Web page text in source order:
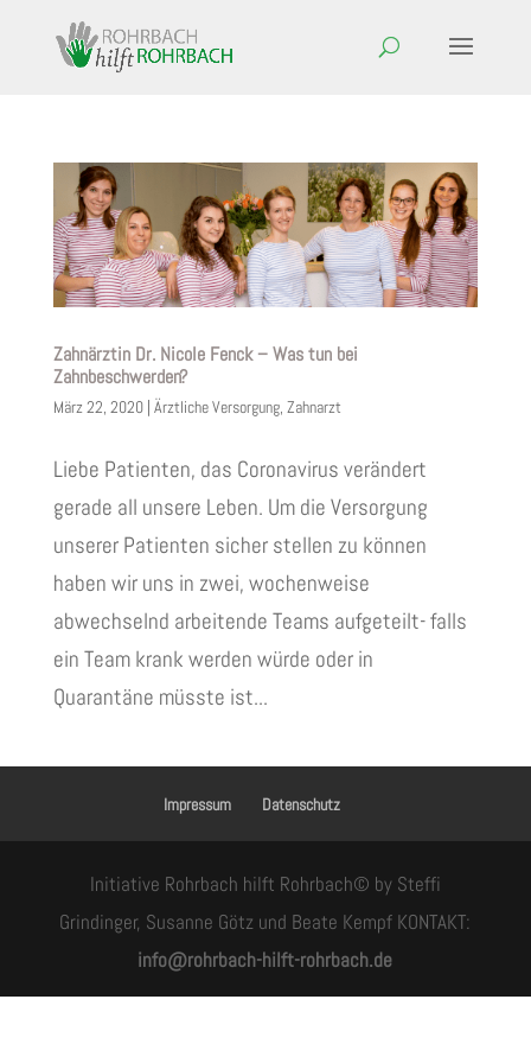
Zahnärztin Dr. Nicole Fenck – Was tun bei
Zahnbeschwerden?
März 22, 2020| Ärztliche Versorgung, Zahnarzt
Liebe Patienten, das Coronavirus verändert
gerade all unsere Leben. Um die Versorgung
unserer Patienten sicher stellen zu können
haben wir uns in zwei, wochenweise
abwechselnd arbeitende Teams aufgeteilt- falls
ein Team krank werden würde oder in
Quarantäne müsste ist...
Impressum Datenschutz
Initiative Rohrbach hilft Rohrbach© by Steffi
Grindinger, Susanne Götz und Beate Kempf KONTAKT:
info@rohrbach-hilft-rohrbach.de